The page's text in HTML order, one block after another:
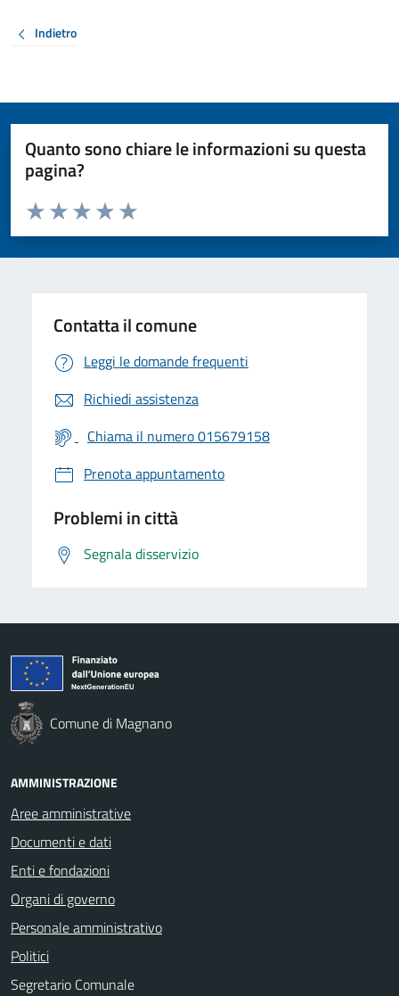
Indietro
Quanto sono chiare le informazioni su questa
pagina?
Valuta da 1 a 5 stelle la pagina
Valuta 5 stelle su 5
Valuta 4 stelle su 5
Valuta 3 stelle su 5
Valuta 2 stelle su 5
Valuta 1 stelle su 5
Contatta il comune
Leggi le domande frequenti
Richiedi assistenza
Chiama il numero 015679158
Prenota appuntamento
Problemi in città
Segnala disservizio
Comune di Magnano
AMMINISTRAZIONE
Aree amministrative
Documenti e dati
Enti e fondazioni
Organi di governo
Personale amministrativo
Politici
Segretario Comunale